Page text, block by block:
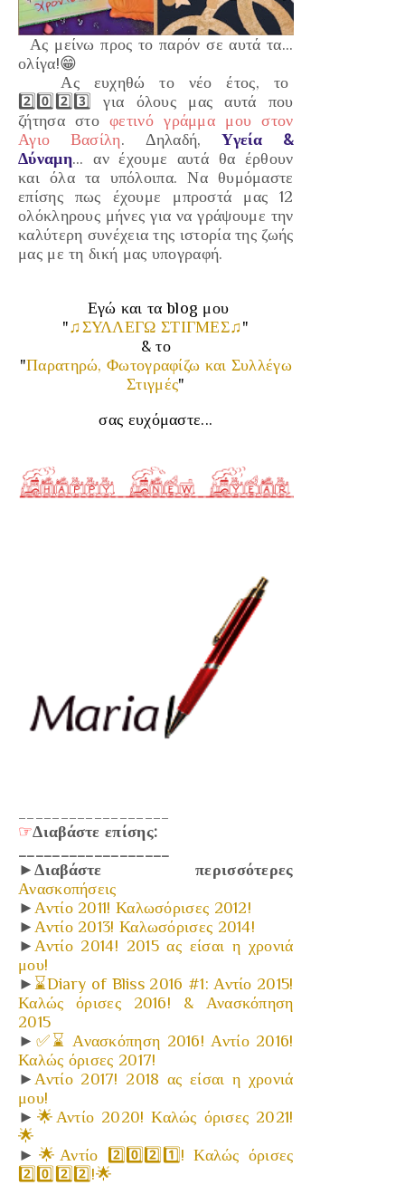
Ας μείνω προς το παρόν σε αυτά τα...
ολίγα!😁
Ας ευχηθώ το νέο έτος, το
2️⃣0️⃣2️⃣3️⃣ για όλους μας αυτά που
ζήτησα στοφετινό γράμμα μου στον
Αγιο Βασίλη. Δηλαδή,Υγεία &
Δύναμη... αν έχουμε αυτά θα έρθουν
και όλα τα υπόλοιπα. Να θυμόμαστε
επίσης πως έχουμε μπροστά μας 12
ολόκληρους μήνες για να γράψουμε την
καλύτερη συνέχεια της ιστορία της ζωής
μας με τη δική μας υπογραφή.
Εγώ και τα blog μου
"♫ΣΥΛΛΕΓΩ ΣΤΙΓΜΕΣ♫"
& το
"Παρατηρώ, Φωτογραφίζω και Συλλέγω
Στιγμές"
σας ευχόμαστε...
☞Διαβάστε επίσης:
__________________
►Διαβάστε περισσότερες
Ανασκοπήσεις
►Αντίο 2011! Καλωσόρισες 2012!
►Αντίο 2013! Καλωσόρισες 2014!
►Αντίο 2014! 2015 ας είσαι η χρονιά
μου!
► ⌛Diary of Bliss 2016 #1: Αντίο 2015!
Καλώς όρισες 2016! & Ανασκόπηση
2015
► ✅⌛ Ανασκόπηση 2016! Αντίο 2016!
Καλώς όρισες 2017!
►Αντίο 2017! 2018 ας είσαι η χρονιά
μου!
► 🌟Αντίο 2020! Καλώς όρισες 2021!
🌟
► 🌟Αντίο 2️⃣0️⃣2️⃣1️⃣! Καλώς όρισες
2️⃣0️⃣2️⃣2️⃣!🌟